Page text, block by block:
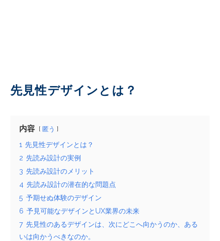
先見性デザインとは？
内容 匿う
1 先見性デザインとは？
2 先読み設計の実例
3 先読み設計のメリット
4 先読み設計の潜在的な問題点
5 予期せぬ体験のデザイン
6 予見可能なデザインとUX業界の未来
7 先見性のあるデザインは、次にどこへ向かうのか、ある
いは向かうべきなのか。